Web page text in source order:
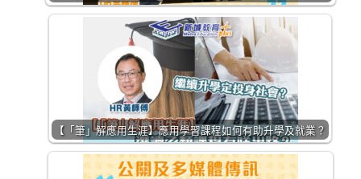
【「筆」解應用生涯】應用學習課程如何有助升學及就業？